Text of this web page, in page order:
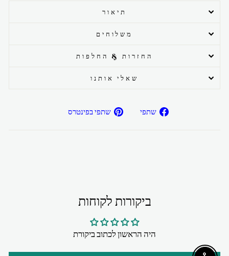
תיאור
משלוחים
החזרות & החלפות
שאלי אותנו
שתפי
שתפ/י שתפי בפינטרס
ביקורות לקוחות
היה הראשון לכתוב ביקורת